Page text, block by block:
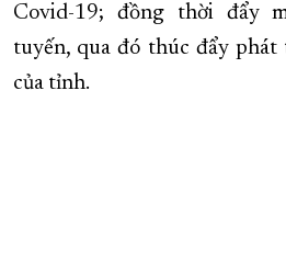
Covid-19; đồng thời đẩy
tuyến, qua đó thúc đẩy
của tỉnh.